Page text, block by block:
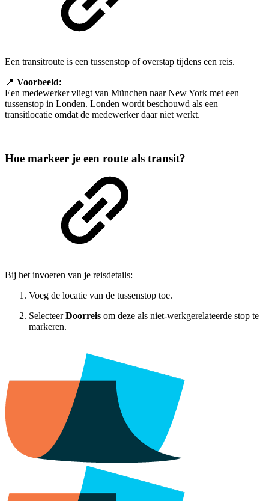
Een transitroute is een tussenstop of overstap tijdens een reis.
📍 Voorbeeld:
Een medewerker vliegt van München naar New York met een
tussenstop in Londen. Londen wordt beschouwd als een
transitlocatie omdat de medewerker daar niet werkt.
Hoe markeer je een route als transit?
Bij het invoeren van je reisdetails:
Voeg de locatie van de tussenstop toe.
SelecteerDoorreis om deze als niet-werkgerelateerde stop te
markeren.